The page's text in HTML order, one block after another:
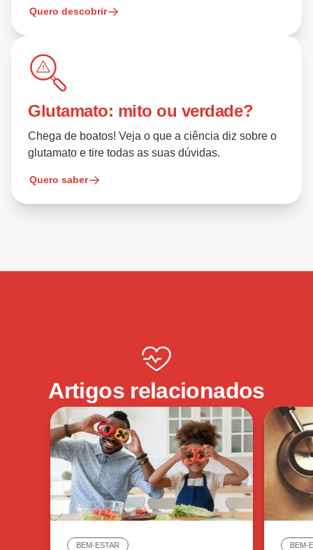
Quero descobrir
Glutamato: mito ou verdade?
Chega de boatos! Veja o que a ciência diz sobre o
glutamato e tire todas as suas dúvidas.
Quero saber
Artigos relacionados
BEM-ESTAR BEM-